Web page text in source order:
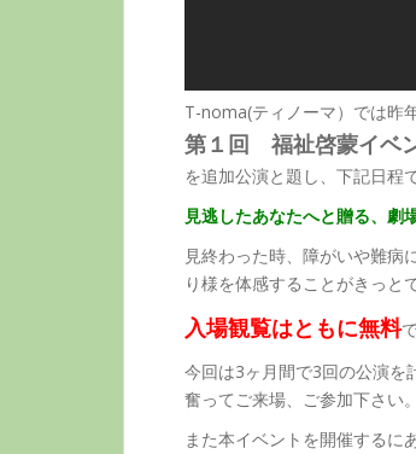
T-noma(ティノーマ）では昨
第１回 福祉啓蒙イベ
を追加公演と題し、下記日程
見逃したあなたへと贈る、劇
見終わった時、障がいや難病
り様を体感することがきっと
入場観覧はともに無料
今回は3ヶ月間で3回の公演を
奮ってご来場、ご参加下さい。
また本イベントを開催するに